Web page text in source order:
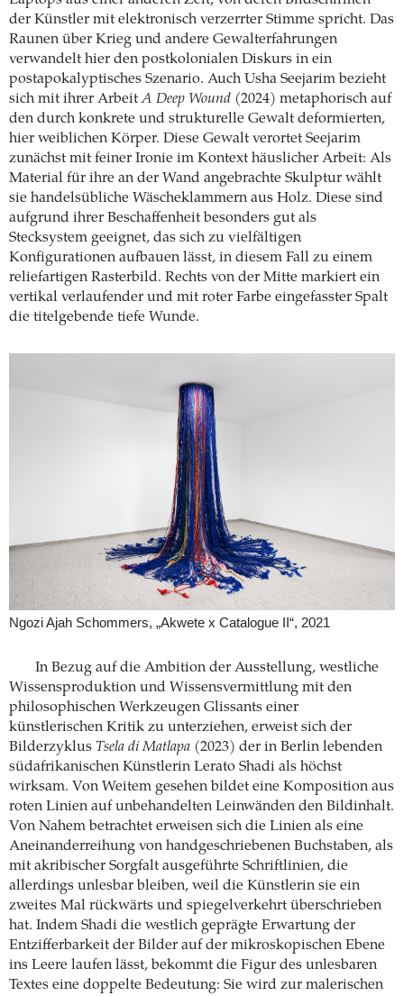
der Künstler mit elektronisch verzerrter Stimme spricht. Das
Raunen über Krieg und andere Gewalterfahrungen
verwandelt hier den postkolonialen Diskurs in ein
postapokalyptisches Szenario. Auch Usha Seejarim bezieht
sich mit ihrer ArbeitA Deep Wound (2024) metaphorisch auf
den durch konkrete und strukturelle Gewalt deformierten,
hier weiblichen Körper. Diese Gewalt verortet Seejarim
zunächst mit feiner Ironie im Kontext häuslicher Arbeit: Als
Material für ihre an der Wand angebrachte Skulptur wählt
sie handelsübliche Wäscheklammern aus Holz. Diese sind
aufgrund ihrer Beschaffenheit besonders gut als
Stecksystem geeignet, das sich zu vielfältigen
Konfigurationen aufbauen lässt, in diesem Fall zu einem
reliefartigen Rasterbild. Rechts von der Mitte markiert ein
vertikal verlaufender und mit roter Farbe eingefasster Spalt
die titelgebende tiefe Wunde.
Ngozi Ajah Schommers, „Akwete x Catalogue II“, 2021
In Bezug auf die Ambition der Ausstellung, westliche
Wissensproduktion und Wissensvermittlung mit den
philosophischen Werkzeugen Glissants einer
künstlerischen Kritik zu unterziehen, erweist sich der
Bilderzyklus Tsela di Matlapa (2023) der in Berlin lebenden
südafrikanischen Künstlerin Lerato Shadi als höchst
wirksam. Von Weitem gesehen bildet eine Komposition aus
roten Linien auf unbehandelten Leinwänden den Bildinhalt.
Von Nahem betrachtet erweisen sich die Linien als eine
Aneinanderreihung von handgeschriebenen Buchstaben, als
mit akribischer Sorgfalt ausgeführte Schriftlinien, die
allerdings unlesbar bleiben, weil die Künstlerin sie ein
zweites Mal rückwärts und spiegelverkehrt überschrieben
hat. Indem Shadi die westlich geprägte Erwartung der
Entzifferbarkeit der Bilder auf der mikroskopischen Ebene
ins Leere laufen lässt, bekommt die Figur des unlesbaren
Textes eine doppelte Bedeutung: Sie wird zur malerischen